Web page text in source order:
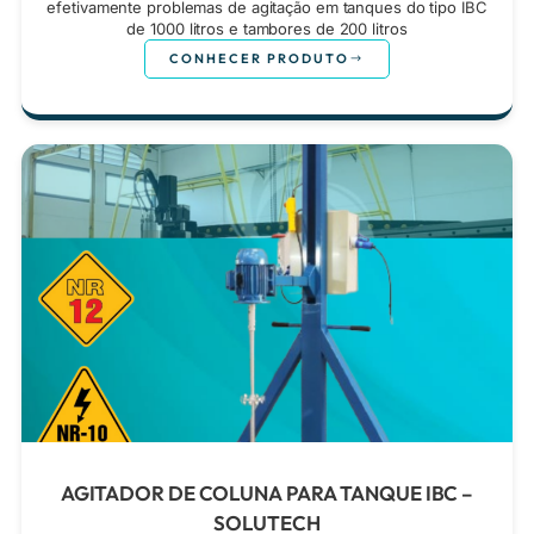
efetivamente problemas de agitação em tanques do tipo IBC
de 1000 litros e tambores de 200 litros
CONHECER PRODUTO
AGITADOR DE COLUNA PARA TANQUE IBC –
SOLUTECH